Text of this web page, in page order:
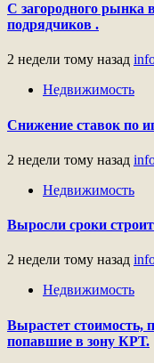
С загородного рынка
подрядчиков .
2 недели тому назад
Недвижимость
Снижение ставок по
2 недели тому назад
Недвижимость
Выросли сроки
2 недели тому назад
Недвижимость
Вырастет стоимость,
попавшие в зону КРТ.